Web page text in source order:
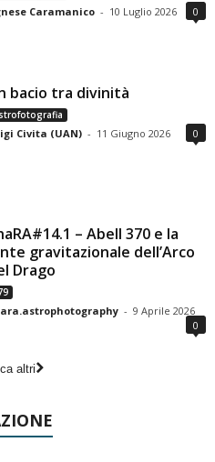
Caramanico - 10 Luglio 2026 0
bacio tra divinità
Civita (UAN) - 11 Giugno 2026 0
– Abell 370 e la
gravitazionale dell’Arco
Drago
- 9 Aprile 2026
0
altri